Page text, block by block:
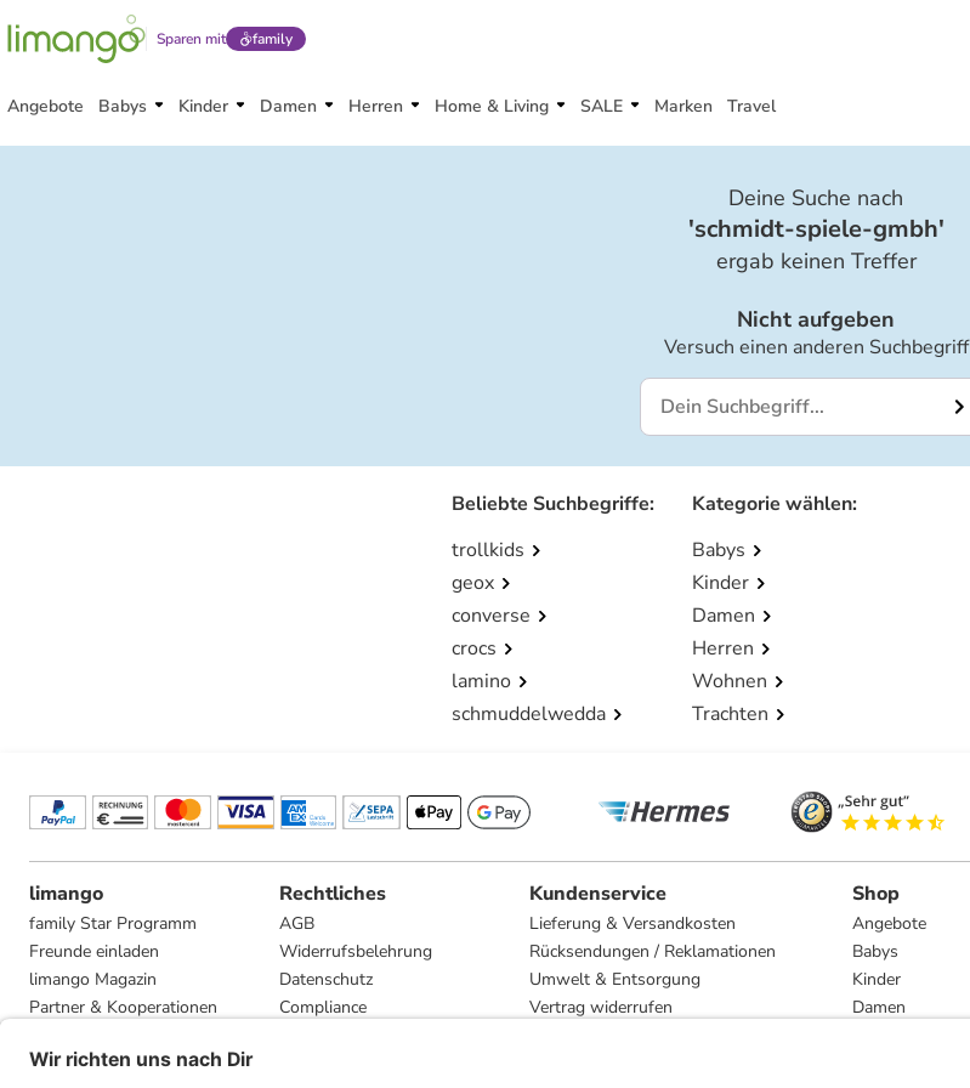
Sparen mit family
Angebote Babys Kinder Damen Herren Home & Living SALE Marken Travel
Deine Suche nach
'schmidt-spiele-gmbh'
ergab keinen Treffer
Nicht aufgeben
Versuch einen anderen Suchbegriff
Beliebte Suchbegriffe:
trollkids
geox
converse
crocs
lamino
schmuddelwedda
Kategorie wählen:
Babys
Kinder
Damen
Herren
Wohnen
Trachten
limango
family Star Programm
Freunde einladen
limango Magazin
Partner & Kooperationen
Presse
Rechtliches
AGB
Widerrufsbelehrung
Datenschutz
Compliance
Kundenservice
Lieferung & Versandkosten
Rücksendungen / Reklamationen
Umwelt & Entsorgung
Vertrag widerrufen
Shop
Angebote
Babys
Kinder
Damen